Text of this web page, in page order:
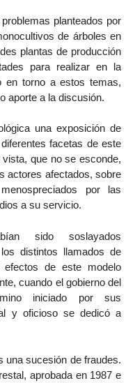
planteados por
de árboles en
plantas de producción
para realizar en la
en torno a estos temas,
aporte a la discusión.
una exposición de
facetas de este
que no se esconde,
actores afectados, sobre
por las
a su servicio.
sido soslayados
distintos llamados de
de este modelo
cuando el gobierno del
iniciado por sus
y oficioso se dedicó a
una sucesión de fraudes.
aprobada en 1987 e